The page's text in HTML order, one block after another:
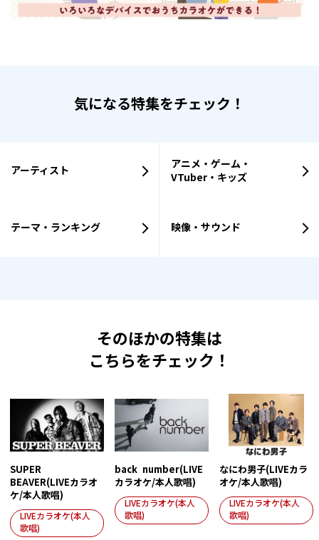
気になる特集をチェック！
アーティスト
アニメ・ゲーム・
VTuber・キッズ
テーマ・ランキング 映像・サウンド
そのほかの特集は
こちらをチェック！
SUPER
BEAVER(LIVEカラオ
ケ/本人歌唱)
LIVEカラオケ(本人
歌唱)
back number(LIVE
カラオケ/本人歌唱)
LIVEカラオケ(本人
歌唱)
なにわ男子(LIVEカラ
オケ/本人歌唱)
LIVEカラオケ(本人
歌唱)